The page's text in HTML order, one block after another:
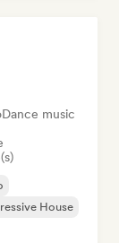
Dance music
House